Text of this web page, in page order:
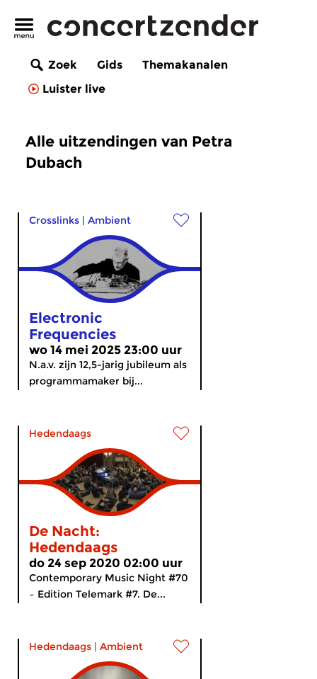
Zoek Gids
Themakanalen
Luister live
Alle uitzendingen van Petra
Dubach
Crosslinks | Ambient
Electronic
Frequencies
wo 14 mei 2025 23:00 uur
N.a.v. zijn 12,5-jarig jubileum als
programmamaker bij...
Hedendaags
De Nacht:
Hedendaags
do 24 sep 2020 02:00 uur
Contemporary Music Night #70
– Edition Telemark #7. De...
Hedendaags | Ambient